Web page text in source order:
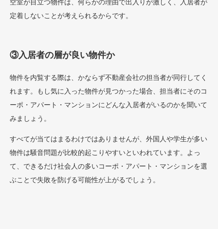
空室が目立つ物件は、何らかの理由で出入りが激しく、入居者が
定着しないことが考えられるからです。
③入居者の層が良い物件か
物件を内覧する際は、かならず不動産会社の担当者が同行してく
れます。もし気に入った物件が見つかった場合、担当者にそのコ
ーポ・アパート・マンションにどんな入居者がいるのかを聞いて
みましょう。
すべてが当てはまるわけではありませんが、外国人や学生が多い
物件は騒音問題が比較的起こりやすいといわれています。よっ
て、できるだけ社会人の多いコーポ・アパート・マンションを選
ぶことで失敗を防げる可能性が上がるでしょう。